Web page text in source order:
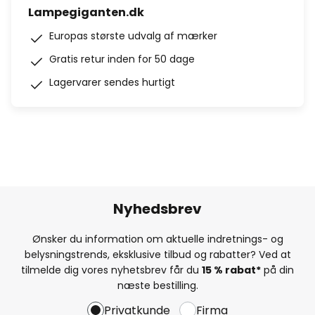
Lampegiganten.dk
Europas største udvalg af mærker
Gratis retur inden for 50 dage
Lagervarer sendes hurtigt
Nyhedsbrev
Ønsker du information om aktuelle indretnings- og
belysningstrends, eksklusive tilbud og rabatter? Ved at
tilmelde dig vores nyhetsbrev får du 15 % rabat* på din
næste bestilling.
Privatkunde Firma